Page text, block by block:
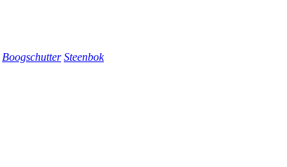
Boogschutter Steenbok